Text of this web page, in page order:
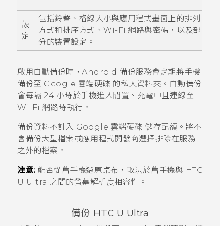
設
定
包括鈴聲、格線大小與應用程式畫面上的排列
方式和排序方式、 Wi-Fi 網路與密碼，以及部
分的裝置設定。
啟用自動備份時， Android 備份服務會定期將手機
備份至 Google 雲端硬碟 的私人資料夾。自動備份
會每隔 24 小時於手機進入閒置、充電中且連線至
Wi-Fi 網路時執行。
備份資料不計入 Google 雲端硬碟 儲存配額。將不
會備份大型檔案或應用程式開發商選擇排除在服務
之外的檔案。
注意:能否從舊手機還原桌布，取決於舊手機與 HTC
U Ultra 之間的螢幕解析度相容性。
備份 HTC U Ultra